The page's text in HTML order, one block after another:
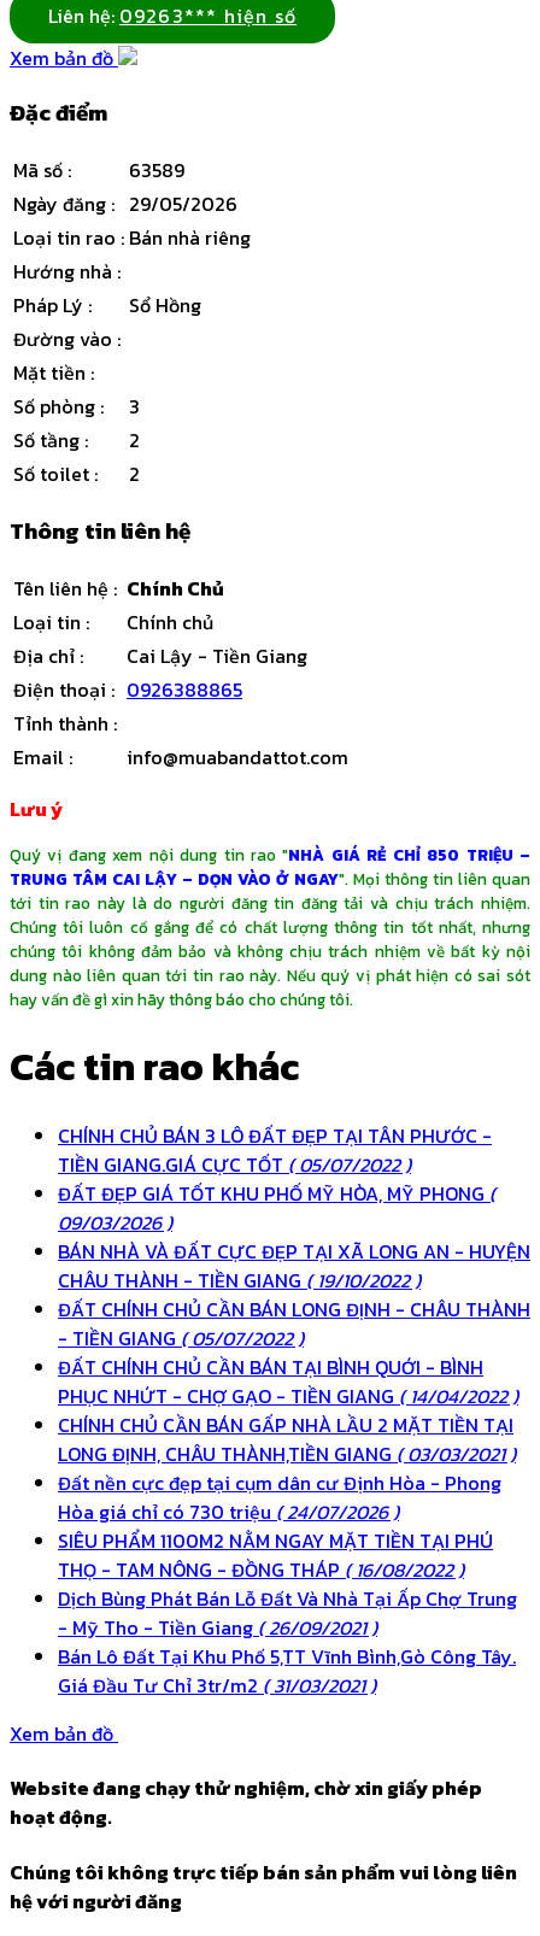
Liên hệ: 09263*** hiện số
Xem bản đồ
Đặc điểm
Mã số :
63589
Ngày đăng : 29/05/2026
Loại tin rao : Bán nhà riêng
Hướng nhà :
Pháp Lý :
Sổ Hồng
Đường vào :
Mặt tiền :
Số phòng :
3
Số tầng :
2
Số toilet : 2
Thông tin liên hệ
Tên liên hệ : Chính Chủ
Loại tin :
Chính chủ
Địa chỉ :
Cai Lậy - Tiền Giang
Điện thoại : 0926388865
Tỉnh thành :
Email :
info@muabandattot.com
Lưu ý
Quý vị đang xem nội dung tin rao "NHÀ GIÁ RẺ CHỈ 850 TRIỆU –
TRUNG TÂM CAI LẬY – DỌN VÀO Ở NGAY". Mọi thông tin liên quan
tới tin rao này là do người đăng tin đăng tải và chịu trách nhiệm.
Chúng tôi luôn cố gắng để có chất lượng thông tin tốt nhất, nhưng
chúng tôi không đảm bảo và không chịu trách nhiệm về bất kỳ nội
dung nào liên quan tới tin rao này. Nếu quý vị phát hiện có sai sót
hay vấn đề gì xin hãy thông báo cho chúng tôi.
Các tin rao khác
CHÍNH CHỦ BÁN 3 LÔ ĐẤT ĐẸP TẠI TÂN PHƯỚC -
TIỀN GIANG.GIÁ CỰC TỐT ( 05/07/2022 )
ĐẤT ĐẸP GIÁ TỐT KHU PHỐ MỸ HÒA, MỸ PHONG (
09/03/2026 )
BÁN NHÀ VÀ ĐẤT CỰC ĐẸP TẠI XÃ LONG AN - HUYỆN
CHÂU THÀNH - TIỀN GIANG ( 19/10/2022 )
ĐẤT CHÍNH CHỦ CẦN BÁN LONG ĐỊNH - CHÂU THÀNH
- TIỀN GIANG ( 05/07/2022 )
ĐẤT CHÍNH CHỦ CẦN BÁN TẠI BÌNH QUỚI - BÌNH
PHỤC NHỨT - CHỢ GẠO - TIỀN GIANG ( 14/04/2022 )
CHÍNH CHỦ CẦN BÁN GẤP NHÀ LẦU 2 MẶT TIỀN TẠI
LONG ĐỊNH, CHÂU THÀNH,TIỀN GIANG ( 03/03/2021 )
Đất nền cực đẹp tại cụm dân cư Định Hòa - Phong
Hòa giá chỉ có 730 triệu ( 24/07/2026 )
SIÊU PHẨM 1100M2 NẰM NGAY MẶT TIỀN TẠI PHÚ
THỌ - TAM NÔNG - ĐỒNG THÁP ( 16/08/2022 )
Dịch Bùng Phát Bán Lỗ Đất Và Nhà Tại Ấp Chợ Trung
- Mỹ Tho - Tiền Giang ( 26/09/2021 )
Bán Lô Đất Tại Khu Phố 5,TT Vĩnh Bình,Gò Công Tây.
Giá Đầu Tư Chỉ 3tr/m2 ( 31/03/2021 )
Xem bản đồ
Website đang chạy thử nghiệm, chờ xin giấy phép
hoạt động.
Chúng tôi không trực tiếp bán sản phẩm vui lòng liên
hệ với người đăng